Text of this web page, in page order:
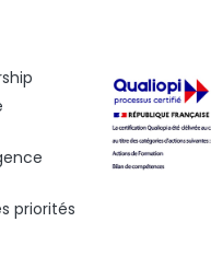
priorités